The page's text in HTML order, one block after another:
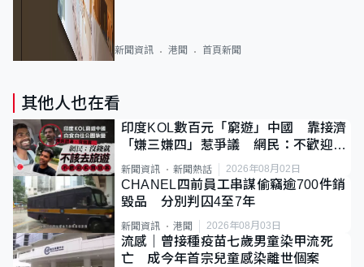
新聞資訊 港聞 首頁新聞
其他人也在看
印度KOL數百元「窮遊」中國 靠接濟
「嫌三嫌四」惹爭議 網民：不歡迎劣
質旅客
新聞資訊 新聞熱話 2026年08月02日
CHANEL四前員工串謀偷竊逾700件銷
毀品 分別判囚4至7年
新聞資訊 港聞 2026年08月03日
流感｜曾接種疫苗七歲男童染甲流死
亡 成今年首宗兒童感染離世個案